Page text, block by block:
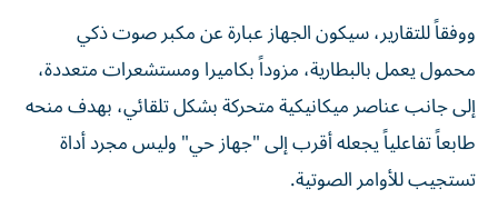
ووفقاً للتقارير، سيكون الجهاز عبارة عن مكبر صوت ذكي
محمول يعمل بالبطارية، مزوداً بكاميرا ومستشعرات متعددة،
إلى جانب عناصر ميكانيكية متحركة بشكل تلقائي، بهدف منحه
طابعاً تفاعلياً يجعله أقرب إلى "جهاز حي" وليس مجرد أداة
تستجيب للأوامر الصوتية.